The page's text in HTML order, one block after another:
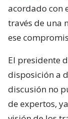
acordado con
través de una
ese
El presidente
disposición a
discusión no
de expertos,